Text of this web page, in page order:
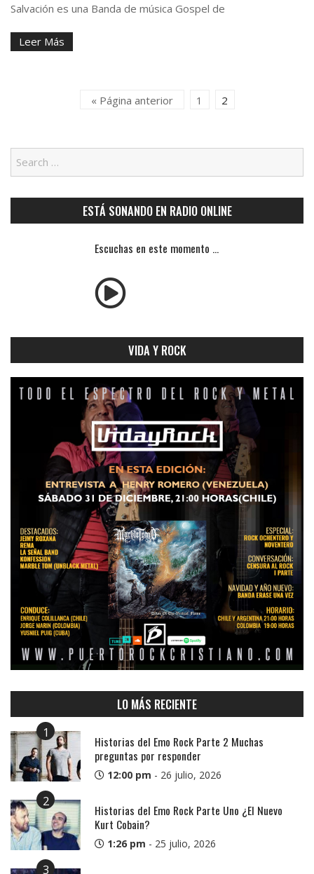
Salvación es una Banda de música Gospel de
Leer Más
« Página anterior 1 2
ESTÁ SONANDO EN RADIO ONLINE
Escuchas en este momento ...
VIDA Y ROCK
LO MÁS RECIENTE
1
Historias del Emo Rock Parte 2 Muchas
preguntas por responder
12:00 pm - 26 julio, 2026
2
Historias del Emo Rock Parte Uno ¿El Nuevo
Kurt Cobain?
1:26 pm - 25 julio, 2026
3